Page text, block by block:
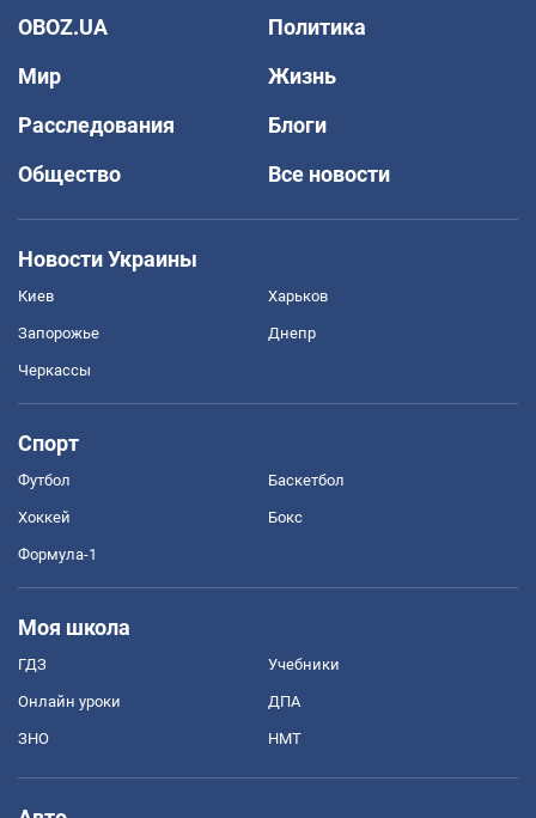
OBOZ.UA
Политика
Мир
Жизнь
Расследования
Блоги
Общество
Все новости
Новости Украины
Киев Харьков
Запорожье Днепр
Черкассы
Спорт
Футбол Баскетбол
Хоккей Бокс
Формула-1
Моя школа
ГДЗ Учебники
Онлайн уроки ДПА
ЗНО НМТ